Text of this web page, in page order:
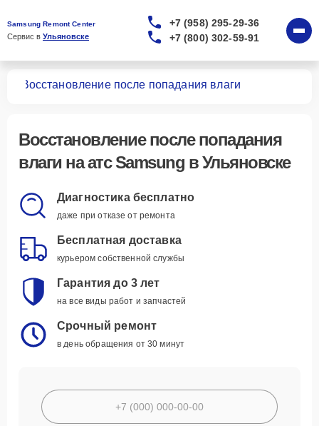
Samsung Remont Center
Сервис в Ульяновске
+7 (958) 295-29-36
+7 (800) 302-59-91
Восстановление после попадания влаги
Восстановление после попадания
влаги на атс Samsung в Ульяновске
Диагностика бесплатно
даже при отказе от ремонта
Бесплатная доставка
курьером собственной службы
Гарантия до 3 лет
на все виды работ и запчастей
Срочный ремонт
в день обращения от 30 минут